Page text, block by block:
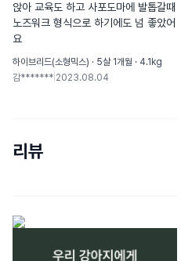
앉아 교육도 하고 사포도마에 발톱갈때
노즈워크 형식으로 하기에도 넘 좋았어
요
하이브리드(소형믹스) · 5살 1개월 · 4.1kg
감******* 2023.08.04
리뷰